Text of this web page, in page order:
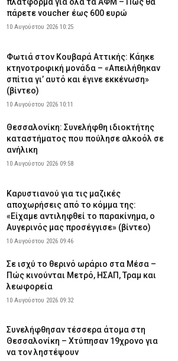
πλατφόρμα για όλα τα ΑΦΜ – Πώς θα
πάρετε voucher έως 600 ευρώ
10 Αυγούστου 2026 10:25
Φωτιά στον Κουβαρά Αττικής: Κάηκε
κτηνοτροφική μονάδα – «Απειλήθηκαν
σπίτια γι’ αυτό και έγινε εκκένωση»
(βίντεο)
10 Αυγούστου 2026 10:11
Θεσσαλονίκη: Συνελήφθη ιδιοκτήτης
καταστήματος που πούλησε αλκοόλ σε
ανήλικη
10 Αυγούστου 2026 09:58
Καρυστιανού για τις μαζικές
αποχωρήσεις από το κόμμα της:
«Είχαμε αντιληφθεί το παρακίνημα, ο
Αυγερινός μας προσέγγισε» (βίντεο)
10 Αυγούστου 2026 09:46
Σε ισχύ το θερινό ωράριο στα Μέσα –
Πώς κινούνται Μετρό, ΗΣΑΠ, Τραμ και
λεωφορεία
10 Αυγούστου 2026 09:32
Συνελήφθησαν τέσσερα άτομα στη
Θεσσαλονίκη – Χτύπησαν 19χρονο για
να τον ληστέψουν